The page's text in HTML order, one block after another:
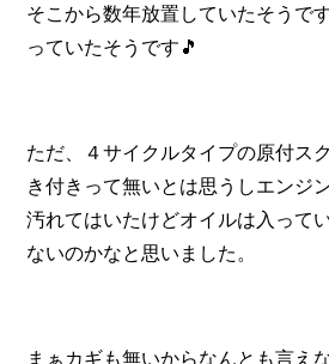
そこから数年放置していたそうで
っていたそうです🎵
ただ、４サイクルタイプの原付ス
き付きって無いとは思うしエンジ
汚れてはいたけどオイルは入って
ないのかなと思いました。
まぁカギも無いからなんとも言え